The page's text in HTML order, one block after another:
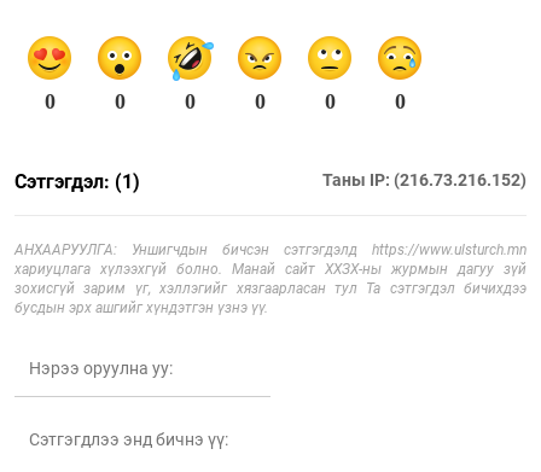
0 0 0 0 0 0
Сэтгэгдэл: (1) Таны IP: (216.73.216.152)
АНХААРУУЛГА: Уншигчдын бичсэн сэтгэгдэлд https://www.ulsturch.mn
хариуцлага хүлээхгүй болно. Манай сайт ХХЗХ-ны журмын дагуу зүй
зохисгүй зарим үг, хэллэгийг хязгаарласан тул Та сэтгэгдэл бичихдээ
бусдын эрх ашгийг хүндэтгэн үзнэ үү.